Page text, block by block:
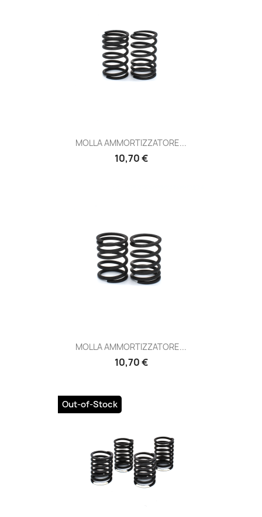
MOLLA AMMORTIZZATORE...
Prezzo
10,70 €
MOLLA AMMORTIZZATORE...
Prezzo
10,70 €
Out-of-Stock